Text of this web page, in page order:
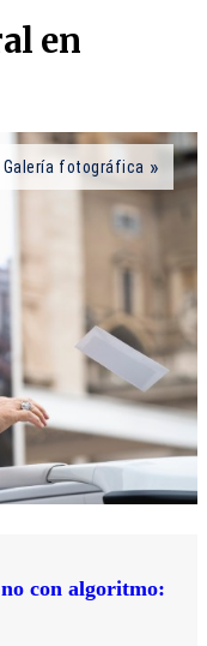
en
Galería fotográfica
con algoritmo: